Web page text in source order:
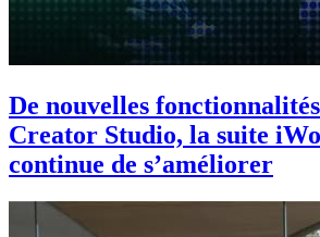
De nouvelles
Creator Studio, la suite
continue de s’améliorer